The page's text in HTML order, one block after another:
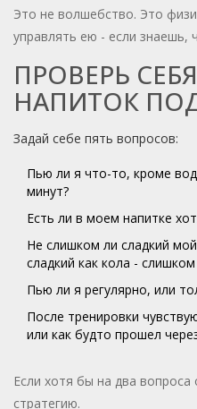
Это не волшебство. Это
управлять ею - если знаешь,
ПРОВЕРЬ
НАПИТОК
Задай себе пять вопросов:
Пью ли я что-то, кроме
минут?
Есть ли в моем напитке
Не слишком ли сладкий
сладкий как кола -
Пью ли я регулярно, или
После тренировки
или как будто прошел
Если хотя бы на два
стратегию.